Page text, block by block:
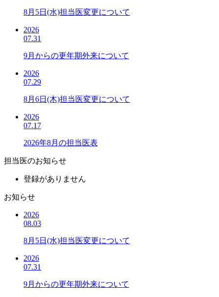
8月5日(水)担当医変更について
2026
07.31
9月からの更年期外来について
2026
07.29
8月6日(木)担当医変更について
2026
07.17
2026年8月の担当医表
担当医のお知らせ
登録がありません
お知らせ
2026
08.03
8月5日(水)担当医変更について
2026
07.31
9月からの更年期外来について